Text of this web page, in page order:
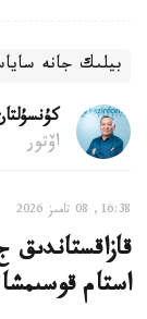
بيلىك جانە
اۆتور
16:38, 08 تامىز 2026
استام